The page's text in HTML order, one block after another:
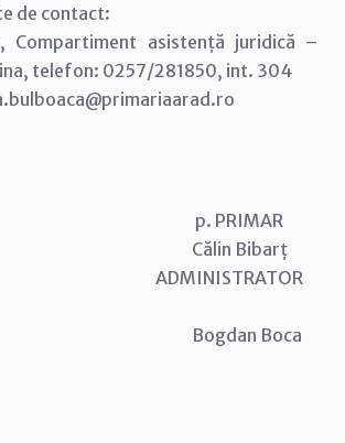
de contact:
Compartiment asistență juridică –
telefon: 0257/281850, int. 304
Bibarț
Boca